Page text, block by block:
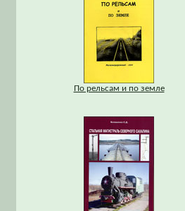
По рельсам и по земле